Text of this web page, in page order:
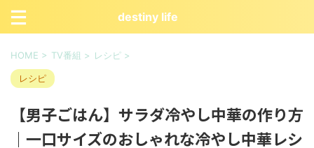
destiny life
HOME > TV番組 > レシピ >
レシピ
【男子ごはん】サラダ冷やし中華の作り方
｜一口サイズのおしゃれな冷やし中華レシ